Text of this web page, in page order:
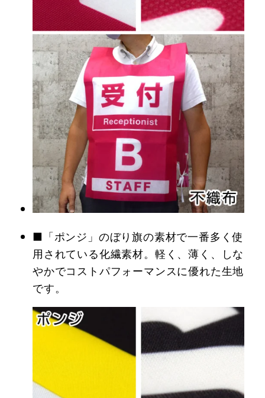
■「ポンジ」のぼり旗の素材で一番多く使
用されている化繊素材。軽く、薄く、しな
やかでコストパフォーマンスに優れた生地
です。